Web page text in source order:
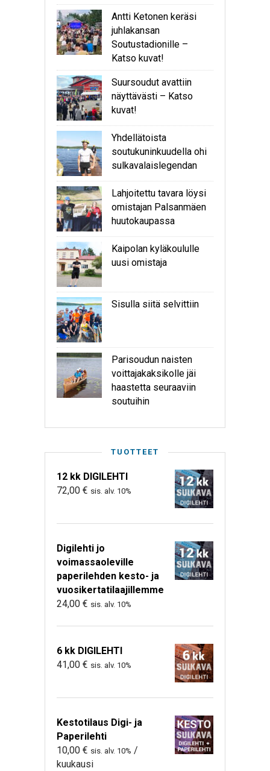
Antti Ketonen keräsi
juhlakansan
Soutustadionille –
Katso kuvat!
Suursoudut avattiin
näyttävästi – Katso
kuvat!
Yhdellätoista
soutukuninkuudella ohi
sulkavalaislegendan
Lahjoitettu tavara löysi
omistajan Palsanmäen
huutokaupassa
Kaipolan kyläkoululle
uusi omistaja
Sisulla siitä selvittiin
Parisoudun naisten
voittajakaksikolle jäi
haastetta seuraaviin
soutuihin
TUOTTEET
12 kk DIGILEHTI
72,00 € sis. alv. 10%
Digilehti jo
voimassaoleville
paperilehden kesto- ja
vuosikertatilaajillemme
24,00 € sis. alv. 10%
6 kk DIGILEHTI
41,00 € sis. alv. 10%
Kestotilaus Digi- ja
Paperilehti
10,00 € sis. alv. 10% /
kuukausi